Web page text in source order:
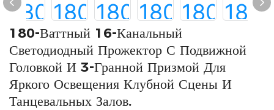
180-Ваттный 16-Канальный
Светодиодный Прожектор С Подвижной
Головкой И 3-Гранной Призмой Для
Яркого Освещения Клубной Сцены И
Танцевальных Залов.